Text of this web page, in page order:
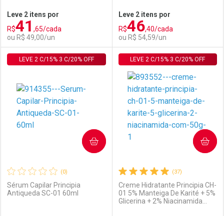
Comprar sem Desconto
Por R$ 64,94/cada
Comprar sem Desconto
Por R$ 64,94/cada
Comprar sem Desconto
Por R$ 60,23/cada
Comprar sem Desconto
Por R$ 60,23/cada
Leve 2 itens por
R$41 ,65/cada
ou R$ 49,00/un
FECHAR
Laboratório
FECHAR
Por Menos
Leve 2 itens por
R$46,40/cada
ou R$ 54,59/un
Laboratório
Por Menos
(0)
Sérum Capilar Principia
Antiqueda SC-01 60ml
LEVE 2 C/15% 3 C/20% OFF
COMPRAR
(37)
Creme Hidratante Principia CH-
01 5% Manteiga De Karité + 5%
Glicerina + 2% Niacinamida
LEVE 2 C/15% 3 C/20% OFF
COMPRAR